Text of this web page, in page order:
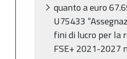
quanto a euro
U75433
fini di lucro per la
FSE+ 2021-2027